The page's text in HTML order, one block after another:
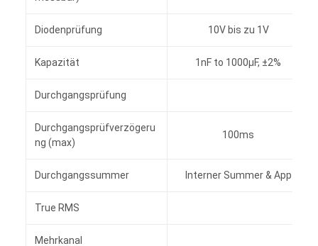
Diodenprüfung 10V bis zu 1V
Kapazität 1nF to 1000μF, ±2%
Durchgangsprüfung
Durchgangsprüfverzögeru
ng (max)
100ms
Durchgangssummer Interner Summer & App
True RMS
Mehrkanal